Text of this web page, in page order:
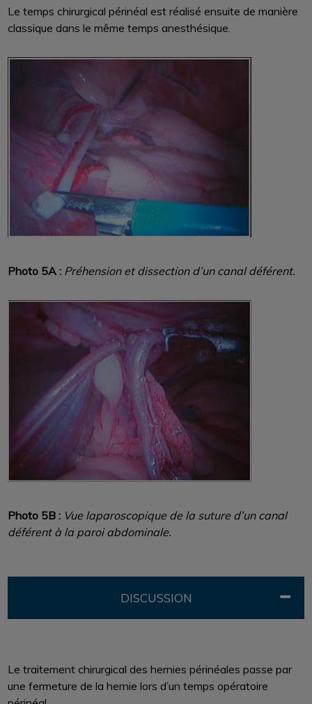
Le temps chirurgical périnéal est réalisé ensuite de manière
classique dans le même temps anesthésique.
Photo 5A : Préhension et dissection d’un canal déférent.
Photo 5B : Vue laparoscopique de la suture d’un canal
déférent à la paroi abdominale.
DISCUSSION
Le traitement chirurgical des hernies périnéales passe par
une fermeture de la hernie lors d’un temps opératoire